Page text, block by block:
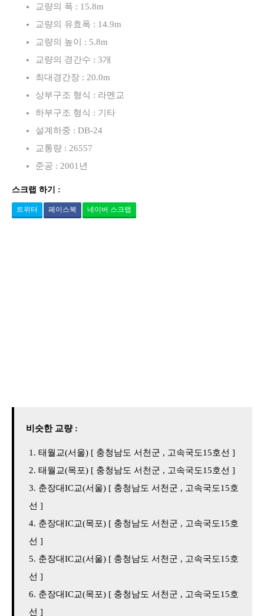
교량의 폭 : 15.8m
교량의 유효폭 : 14.9m
교량의 높이 : 5.8m
교량의 경간수 : 3개
최대경간장 : 20.0m
상부구조 형식 : 라멘교
하부구조 형식 : 기타
설계하중 : DB-24
교통량 : 26557
준공 : 2001년
스크랩 하기 :
트위터 페이스북 네이버 스크랩
비슷한 교량 :
태월교(서울) [ 충청남도 서천군 , 고속국도15호선 ]
태월교(목포) [ 충청남도 서천군 , 고속국도15호선 ]
춘장대IC교(서울) [ 충청남도 서천군 , 고속국도15호
선 ]
춘장대IC교(목포) [ 충청남도 서천군 , 고속국도15호
선 ]
춘장대IC교(서울) [ 충청남도 서천군 , 고속국도15호
선 ]
춘장대IC교(목포) [ 충청남도 서천군 , 고속국도15호
선 ]